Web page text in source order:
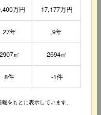
万円 17,177万円
27年 9年
2907㎡ 2694㎡
8件 -1件
をもとに表示しています。